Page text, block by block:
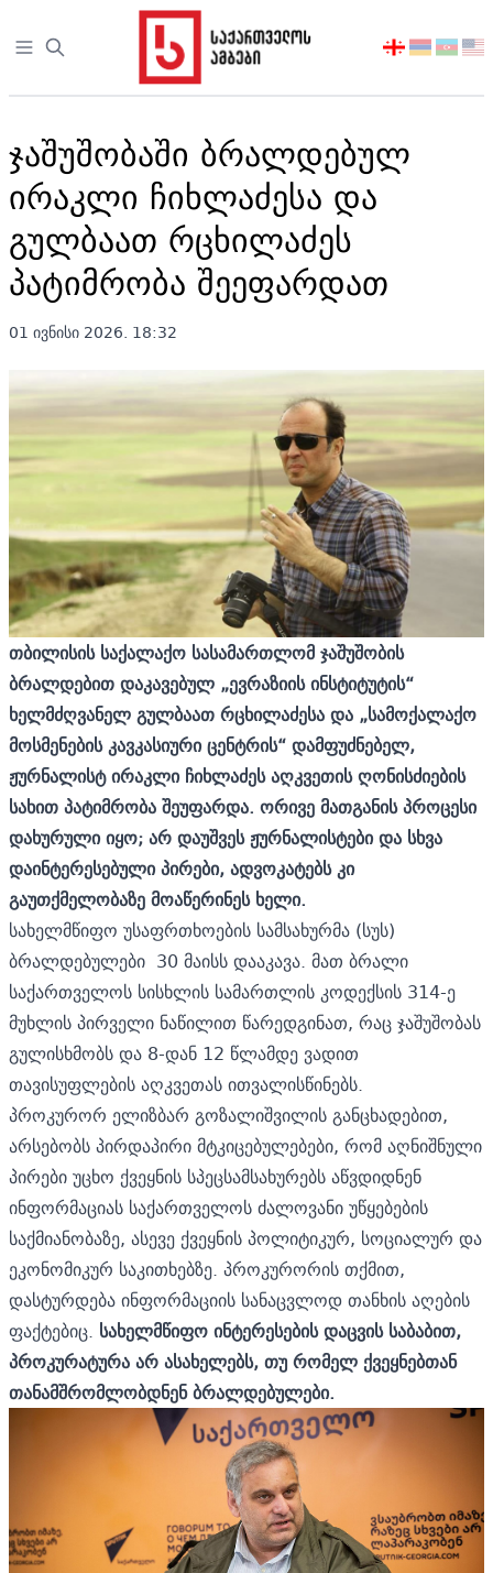
Open sidebar
აირჩიეთ
ჯაშუშობაში ბრალდებულ
ირაკლი ჩიხლაძესა და
გულბაათ რცხილაძეს
პატიმრობა შეეფარდათ
01 ივნისი 2026. 18:32
თბილისის საქალაქო სასამართლომ ჯაშუშობის
ბრალდებით დაკავებულ „ევრაზიის ინსტიტუტის“
ხელმძღვანელ გულბაათ რცხილაძესა და „სამოქალაქო
მოსმენების კავკასიური ცენტრის“ დამფუძნებელ,
ჟურნალისტ ირაკლი ჩიხლაძეს აღკვეთის ღონისძიების
სახით პატიმრობა შეუფარდა. ორივე მათგანის პროცესი
დახურული იყო; არ დაუშვეს ჟურნალისტები და სხვა
დაინტერესებული პირები, ადვოკატებს კი
გაუთქმელობაზე მოაწერინეს ხელი.
სახელმწიფო უსაფრთხოების სამსახურმა (სუს)
ბრალდებულები 30 მაისს დააკავა. მათ ბრალი
საქართველოს სისხლის სამართლის კოდექსის 314-ე
მუხლის პირველი ნაწილით წარედგინათ, რაც ჯაშუშობას
გულისხმობს და 8-დან 12 წლამდე ვადით
თავისუფლების აღკვეთას ითვალისწინებს.
პროკურორ ელიზბარ გოზალიშვილის განცხადებით,
არსებობს პირდაპირი მტკიცებულებები, რომ აღნიშნული
პირები უცხო ქვეყნის სპეცსამსახურებს აწვდიდნენ
ინფორმაციას საქართველოს ძალოვანი უწყებების
საქმიანობაზე, ასევე ქვეყნის პოლიტიკურ, სოციალურ და
ეკონომიკურ საკითხებზე. პროკურორის თქმით,
დასტურდება ინფორმაციის სანაცვლოდ თანხის აღების
ფაქტებიც. სახელმწიფო ინტერესების დაცვის საბაბით,
პროკურატურა არ ასახელებს, თუ რომელ ქვეყნებთან
თანამშრომლობდნენ ბრალდებულები.